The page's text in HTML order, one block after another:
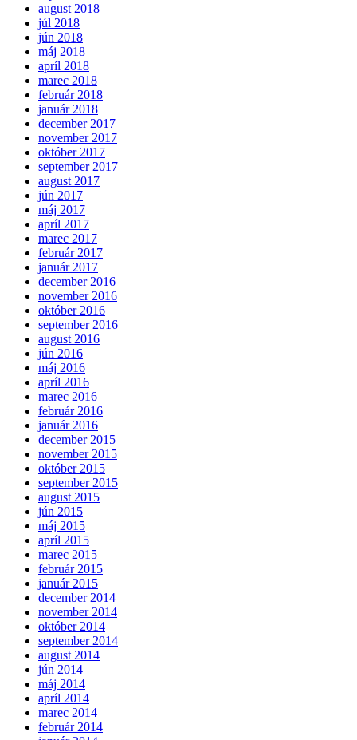
august 2018
júl 2018
jún 2018
máj 2018
apríl 2018
marec 2018
február 2018
január 2018
december 2017
november 2017
október 2017
september 2017
august 2017
jún 2017
máj 2017
apríl 2017
marec 2017
február 2017
január 2017
december 2016
november 2016
október 2016
september 2016
august 2016
jún 2016
máj 2016
apríl 2016
marec 2016
február 2016
január 2016
december 2015
november 2015
október 2015
september 2015
august 2015
jún 2015
máj 2015
apríl 2015
marec 2015
február 2015
január 2015
december 2014
november 2014
október 2014
september 2014
august 2014
jún 2014
máj 2014
apríl 2014
marec 2014
február 2014